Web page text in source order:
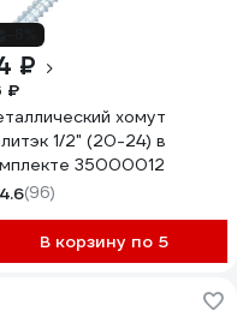
₽
₽
хомут
1/2" (20-24) в
35000012
4.6(96)
В корзину по 5